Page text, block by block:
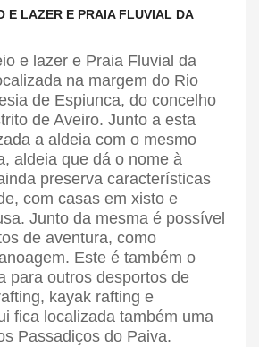
E LAZER E PRAIA FLUVIAL DA
e lazer e Praia Fluvial da
na margem do Rio
de Espiunca, do concelho
de Aveiro. Junto a esta
a aldeia com o mesmo
aldeia que dá o nome à
preserva características
com casas em xisto e
Junto da mesma é possível
de aventura, como
Este é também o
para outros desportos de
kayak rafting e
fica localizada também uma
Passadiços do Paiva.